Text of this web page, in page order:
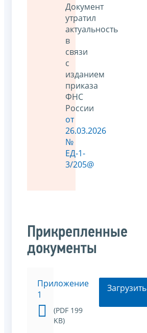
Документ
утратил
актуальность
в
связи
с
изданием
приказа
ФНС
России
от
26.03.2026
№
ЕД-1-
3/205@
Прикрепленные
документы
Приложение
1
(PDF 199
KB)
Загрузить